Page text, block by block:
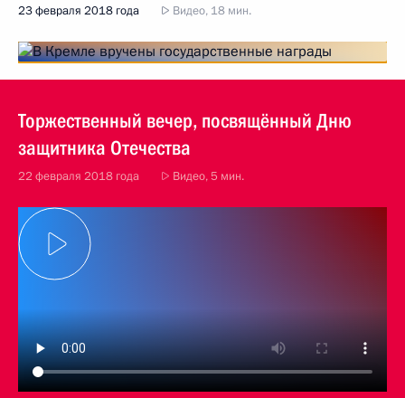
23 февраля 2018 года Видео, 18 мин.
Торжественный вечер, посвящённый Дню
защитника Отечества
22 февраля 2018 года Видео, 5 мин.